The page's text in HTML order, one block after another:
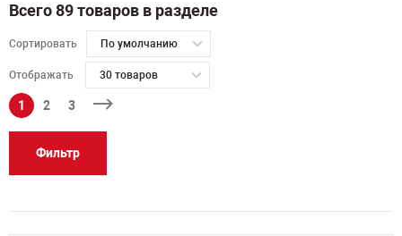
Всего 89 товаров в разделе
Сортировать По умолчанию
Отображать 30 товаров
1 2 3
Фильтр